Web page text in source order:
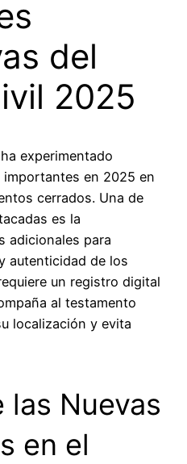
del
2025
experimentado
en 2025 en
cerrados. Una de
es la
adicionales para
autenticidad de los
un registro digital
al testamento
localización y evita
las Nuevas
en el